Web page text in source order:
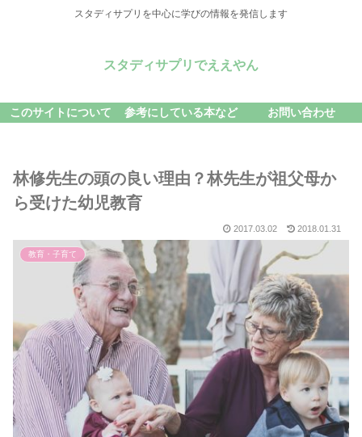
スタディサプリを中心に学びの情報を発信します
スタディサプリでええやん
このサイトについて 参考にしている本など お問い合わせ
林修先生の頭の良い理由？林先生が祖父母か
ら受けた幼児教育
2017.03.02 2018.01.31
教育・子育て